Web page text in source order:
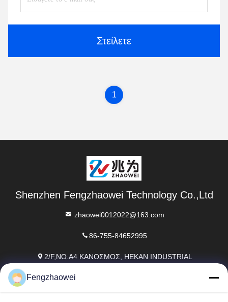
Στείλετε
1
Shenzhen Fengzhaowei Technology Co.,Ltd
zhaowei0012022@163.com
86-755-84652995
2/F,NO.A4 ΚΑΝΟΣΜΟΣ, HEKAN INDUSTRIAL
DISTRICT SHENZHEN,GUANGDONG,CHINA Το κτίριο αυτό
Fengzhaowei